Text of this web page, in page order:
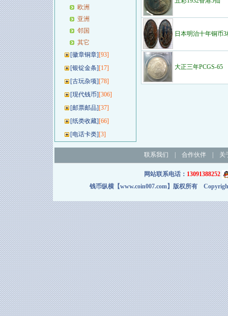
欧洲
亚洲
邻国
其它
[徽章铜章][93]
[银锭金条][17]
[古玩杂项][78]
[现代钱币][306]
[邮票邮品][37]
[纸类收藏][66]
[电话卡类][3]
日本明治十年铜币3
大正三年PCGS-65
联系我们 合作伙伴| 关
网站联系电话： 13091388252
钱币纵横【www.coin007.com】版权所有